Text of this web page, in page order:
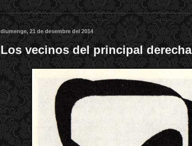
diumenge, 21 de desembre del 2014
Los vecinos del principal derecha